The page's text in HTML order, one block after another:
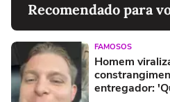
Recomendado para
FAMOSOS
Homem
entregador: